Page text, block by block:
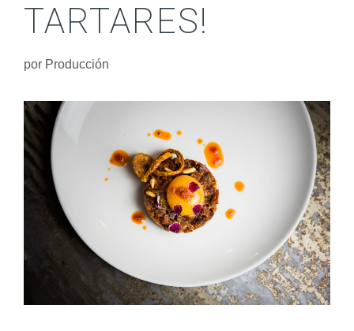
TARTARES!
por Producción